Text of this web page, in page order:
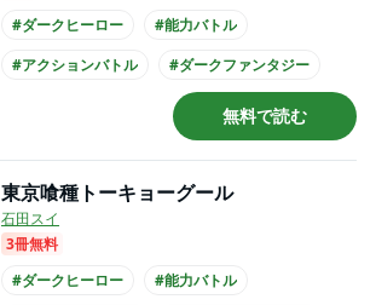
#ダークヒーロー
#能力バトル
#アクションバトル
#ダークファンタジー
#緊迫感あふれる
#バトル
#大学生
#アニメ化
無料で読む
東京喰種トーキョーグール
石田スイ
3冊無料
#ダークヒーロー
#能力バトル